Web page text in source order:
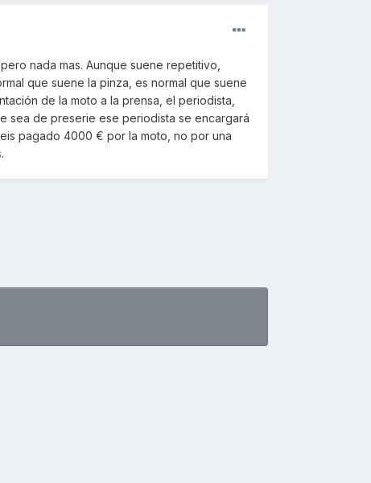
nada mas. Aunque suene repetitivo,
que suene la pinza, es normal que suene
de la moto a la prensa, el periodista,
sea de preserie ese periodista se encargará
pagado 4000 € por la moto, no por una